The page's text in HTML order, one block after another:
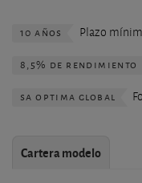
10 años
Plazo
8,5% de rendimiento
sa optima global
Cartera modelo